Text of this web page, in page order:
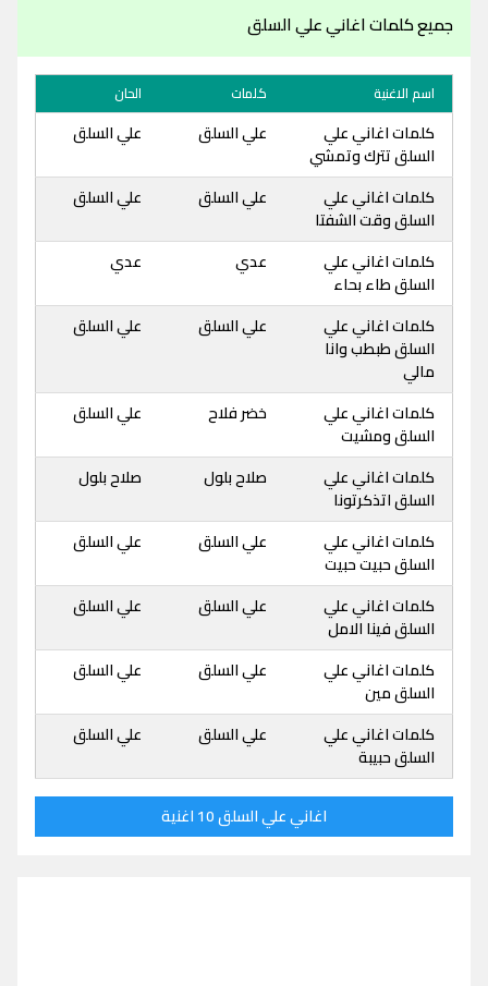
جميع كلمات اغاني علي السلق
اسم الاغنية كلمات الحان
كلمات اغاني علي
السلق تترك وتمشي
علي السلق علي السلق
كلمات اغاني علي
السلق وقت الشفتا
علي السلق علي السلق
كلمات اغاني علي
السلق طاء بحاء
عدي عدي
كلمات اغاني علي
السلق طبطب وانا
مالي
علي السلق علي السلق
كلمات اغاني علي
السلق ومشيت
خضر فلاح علي السلق
كلمات اغاني علي
السلق اتذكرتونا
صلاح بلول صلاح بلول
كلمات اغاني علي
السلق حبيت حبيت
علي السلق علي السلق
كلمات اغاني علي
السلق فينا الامل
علي السلق علي السلق
كلمات اغاني علي
السلق مين
علي السلق علي السلق
كلمات اغاني علي
السلق حبيبة
علي السلق علي السلق
اغاني علي السلق 10 اغنية